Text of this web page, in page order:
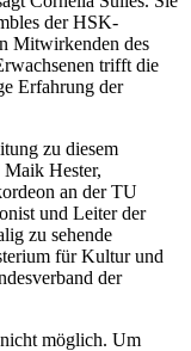
der HSK-
Mitwirkenden des
trifft die
Erfahrung der
zu diesem
Hester,
an der TU
und Leiter der
zu sehende
für Kultur und
der
möglich. Um